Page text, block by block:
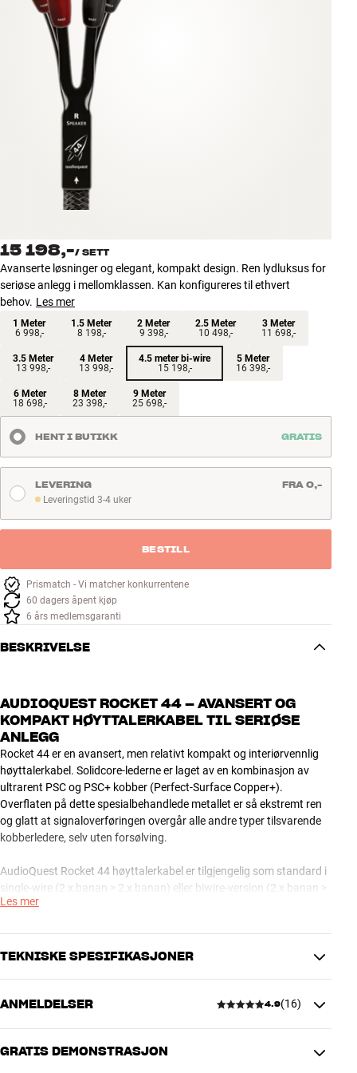
Tilbehør
INSPIRASJON
MERKER
NYHETER
TILBUD
Logg inn
Kundeservice
Bygg med lyd
15 198,-/ SETT
Avanserte løsninger og elegant, kompakt design. Ren lydluksus for
seriøse anlegg i mellomklassen. Kan konfigureres til ethvert
behov. Les mer
1 Meter
6 998,-
1.5 Meter
8 198,-
2 Meter
9 398,-
2.5 Meter
10 498,-
3 Meter
11 698,-
3.5 Meter
13 998,-
4 Meter
13 998,-
4.5 meter bi-wire
15 198,-
5 Meter
16 398,-
6 Meter
18 698,-
8 Meter
23 398,-
9 Meter
25 698,-
HENT I BUTIKK GRATIS
Leveringstid 3-4 uker
Leveringstid 3-4 uker
LEVERING FRA 0,-
BESTILL
Prismatch - Vi matcher konkurrentene
60 dagers åpent kjøp
6 års medlemsgaranti
BESKRIVELSE
AUDIOQUEST ROCKET 44 – AVANSERT OG
KOMPAKT HØYTTALERKABEL TIL SERIØSE
ANLEGG
Rocket 44 er en avansert, men relativt kompakt og interiørvennlig
høyttalerkabel. Solidcore-lederne er laget av en kombinasjon av
ultrarent PSC og PSC+ kobber (Perfect-Surface Copper+).
Overflaten på dette spesialbehandlede metallet er så ekstremt ren
og glatt at signaloverføringen overgår alle andre typer tilsvarende
kobberledere, selv uten forsølving.
AudioQuest Rocket 44 høyttalerkabel er tilgjengelig som standard i
single-wire (2 x banan > 2 x banan) eller biwire-versjon (2 x banan >
4 x banan). Andre konfigurasjoner og lengder kan skaffes på
OBS: HiFi Klubben kan levere store deler av sortimentet fra
AudioQuest Rocket Series høyttalerkabler – avansert teknologi til
høyttalerkabler, og den kan få frem alle kvaliteter i et par høyttalere,
Les mer
TEKNISKE SPESIFIKASJONER
PRODUKTDATA
Kabel lengde (m) 4,5
ANMELDELSER 4.9(16)
GRATIS DEMONSTRASJON